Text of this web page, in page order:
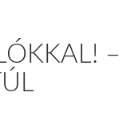
–